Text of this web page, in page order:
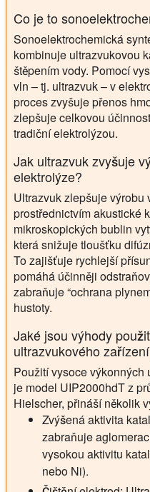
Co je to
Sonoelektrochemická
kombinuje ultrazvukovou
štěpením vody. Pomocí
vln – tj. ultrazvuk – v
proces zvyšuje přenos
zlepšuje celkovou
tradiční elektrolýzou.
Jak ultrazvuk zvyšuje
elektrolýze?
Ultrazvuk zlepšuje výrobu
prostřednictvím akustické
mikroskopických bublin
která snižuje tloušťku
To zajišťuje rychlejší
pomáhá účinněji
zabraňuje “ochrana
hustoty.
Jaké jsou výhody
ultrazvukového
Použití vysoce výkonných
je model UIP2000hdT z
Hielscher, přináší několik
Zvýšená aktivita
zabraňuje
vysokou aktivitu
nebo Ni).